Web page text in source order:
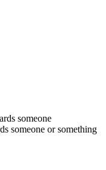
someone
someone or something